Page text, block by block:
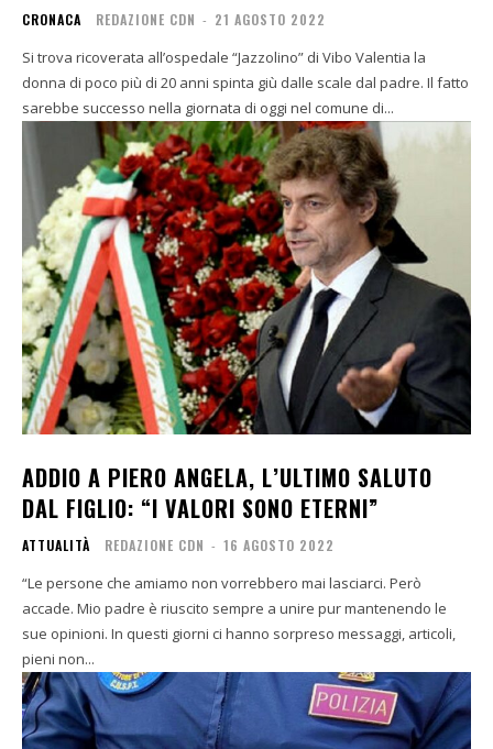
CRONACA REDAZIONE CDN - 21 AGOSTO 2022
Si trova ricoverata all’ospedale “Jazzolino” di Vibo Valentia la
donna di poco più di 20 anni spinta giù dalle scale dal padre. Il fatto
sarebbe successo nella giornata di oggi nel comune di...
ADDIO A PIERO ANGELA, L’ULTIMO SALUTO
DAL FIGLIO: “I VALORI SONO ETERNI”
ATTUALITÀ REDAZIONE CDN - 16 AGOSTO 2022
“Le persone che amiamo non vorrebbero mai lasciarci. Però
accade. Mio padre è riuscito sempre a unire pur mantenendo le
sue opinioni. In questi giorni ci hanno sorpreso messaggi, articoli,
pieni non...